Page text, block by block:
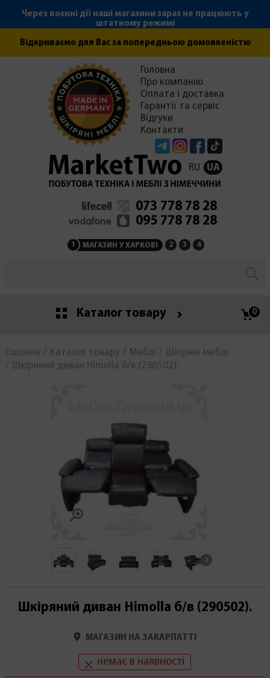
Через воєнні дії наші магазини зараз не працюють у
штатному режимі
Відкриваємо для Вас за попередньою домовленістю
TelegramInstagramFacebook
Головна
Про компанію
Оплата і доставка
Гарантії та сервіс
Відгуки
Контакти
RU UA
073 778 78 28
095 778 78 28
1 МАГАЗИН У ХАРКОВІ 2 МАГАЗИН НА
3 СЕРВІСНИЙ ЦЕНТР
4
Каталог товару 0
Головна Каталог товару Меблі
Шкіряні меблі
Шкіряний диван Himolla б/в (290502).
Шкіряний диван Himolla б/в (290502).
МАГАЗИН НА ЗАКАРПАТТІ
немає в наявності